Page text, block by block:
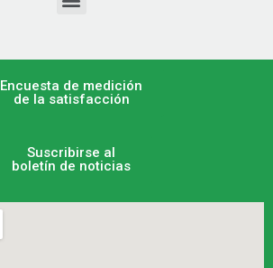
Encuesta de medición
de la satisfacción
Suscribirse al
boletín de noticias